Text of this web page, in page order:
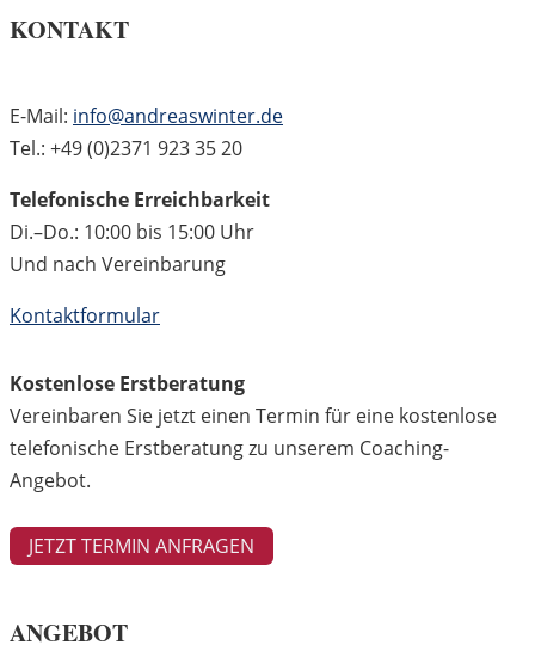
KONTAKT
E-Mail: info@andreaswinter.de
Tel.: +49 (0)2371 923 35 20
Telefonische Erreichbarkeit
Di.–Do.: 10:00 bis 15:00 Uhr
Und nach Vereinbarung
Kontaktformular
Kostenlose Erstberatung
Vereinbaren Sie jetzt einen Termin für eine kostenlose
telefonische Erstberatung zu unserem Coaching-
Angebot.
JETZT TERMIN ANFRAGEN
ANGEBOT